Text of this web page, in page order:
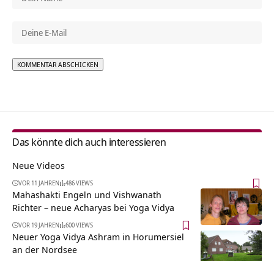
Das könnte dich auch interessieren
Neue Videos
VOR 11 JAHREN 486 VIEWS
Mahashakti Engeln und Vishwanath
Richter – neue Acharyas bei Yoga Vidya
VOR 19 JAHREN 600 VIEWS
Neuer Yoga Vidya Ashram in Horumersiel
an der Nordsee